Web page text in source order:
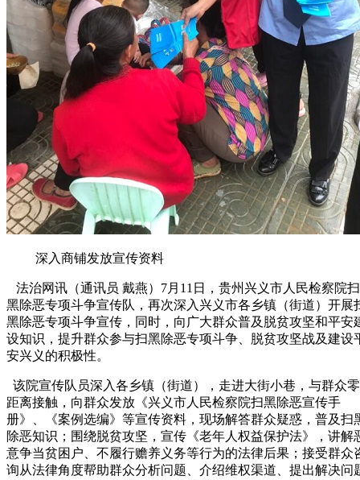
深入商铺发放宣传资料
法治网讯（通讯员 戴燕）7月11日，贵州兴义市人民检察院扫
黑除恶专项斗争宣传队，再次深入兴义市各乡镇（街道）开展
黑除恶专项斗争宣传，同时，向广大群众普及脱贫攻坚和平安
设知识，提升群众参与扫黑除恶专项斗争、脱贫攻坚战及建设
安兴义的积极性。
该院宣传队员深入各乡镇（街道），走进大街小巷，与群众零
距离接触，向群众发放《兴义市人民检察院扫黑除恶宣传手
册》、《案例选编》等宣传资料，现场解答群众疑惑，普及扫
除恶知识；围绕脱贫攻坚，宣传《老年人权益保护法》，讲解
意争当贫困户、不履行赡养义务等行为的法律后果；接受群众
询从法律角度帮助群众分析问题、介绍维权渠道、提出解决问